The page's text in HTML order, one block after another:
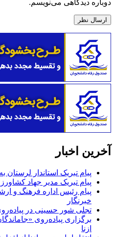
دوباره دیدگاهی می‌نویسم.
آخرین اخبار
پیام تبریک استاندار لرستان
پیام تبریک مدیر جهاد
پیام رئیس اداره فرهنگ و
خبرنگار
تجلی شور حسینی در
برگزاری پیاده‌روی
ازنا